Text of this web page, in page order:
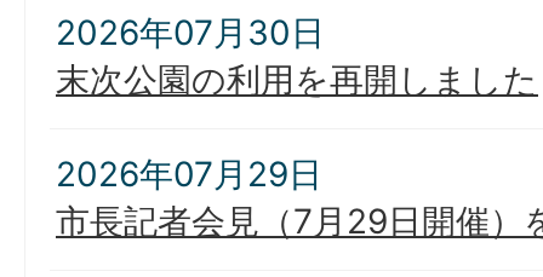
2026年07月30日
末次公園の利用を再開しました
2026年07月29日
市長記者会見（7月29日開催）